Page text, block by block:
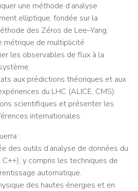
une méthode d’analyse
elliptique, fondée sur la
des Zéros de Lee–Yang.
métrique de multiplicité
les observables de flux à la
aux prédictions théoriques et aux
du LHC (ALICE, CMS).
scientifiques et présenter les
internationales.
:
des outils d’analyse de données du
C++), y compris les techniques de
automatique.
des hautes énergies et en